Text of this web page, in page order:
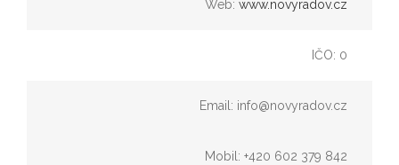
Web: www.novyradov.cz
IČO: 0
Email: info@novyradov.cz
Mobil: +420 602 379 842